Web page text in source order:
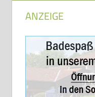
ANZEIGE